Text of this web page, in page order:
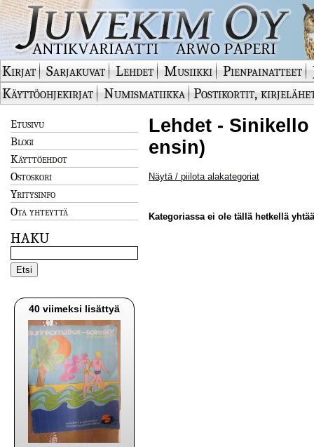
Kirjat Sarjakuvat Lehdet Musiikki Pienpainatteet
Käyttöohjekirjat
Numismatiikka Postikortit,
Etusivu
Blogi
Käyttöehdot
Ostoskori
Yritysinfo
Ota yhteyttä
HAKU
40 viimeksi lisättyä
Lehdet -
ensin)
Näytä / piilota alakategoriat
Kategoriassa ei ole tällä hetkellä